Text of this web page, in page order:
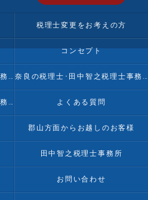
税理士変更をお考えの方
コンセプト
奈良の税理士･田中智之税理士事務所の口コミ情報 奈良の税理士･田中智之税理士事務所の評判
奈良の税理士･田中智之税理士事務所のお客様の声 よくある質問
郡山方面からお越しのお客様
田中智之税理士事務所
お問い合わせ